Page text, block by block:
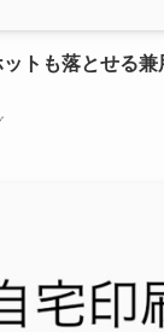
トも落とせる